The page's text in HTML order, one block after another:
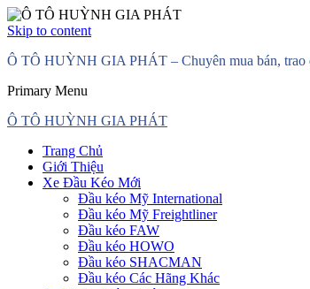
Skip to content
Ô TÔ HUỲNH GIA PHÁT – Chuyên mua bán, trao
Primary Menu
Ô TÔ HUỲNH GIA PHÁT
Trang Chủ
Giới Thiệu
Xe Đầu Kéo Mới
Đầu kéo Mỹ International
Đầu kéo Mỹ Freightliner
Đầu kéo FAW
Đầu kéo HOWO
Đầu kéo SHACMAN
Đầu kéo Các Hãng Khác